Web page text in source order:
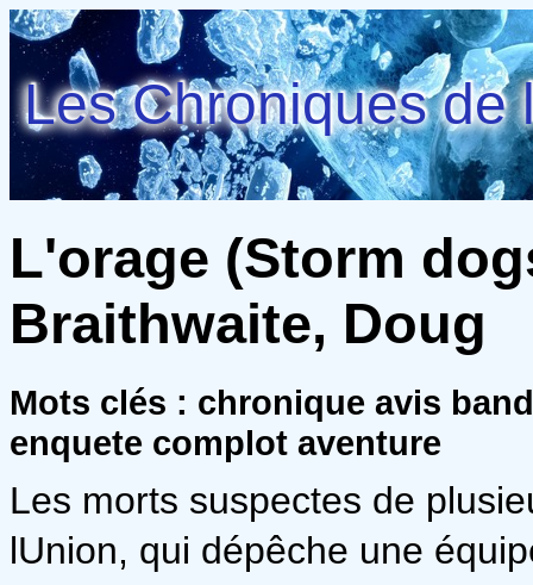
Les Chroniques de
L'orage (Storm
Braithwaite, Doug
Mots clés : chronique avis
enquete complot aventure
Les morts suspectes de
lUnion, qui dépêche une